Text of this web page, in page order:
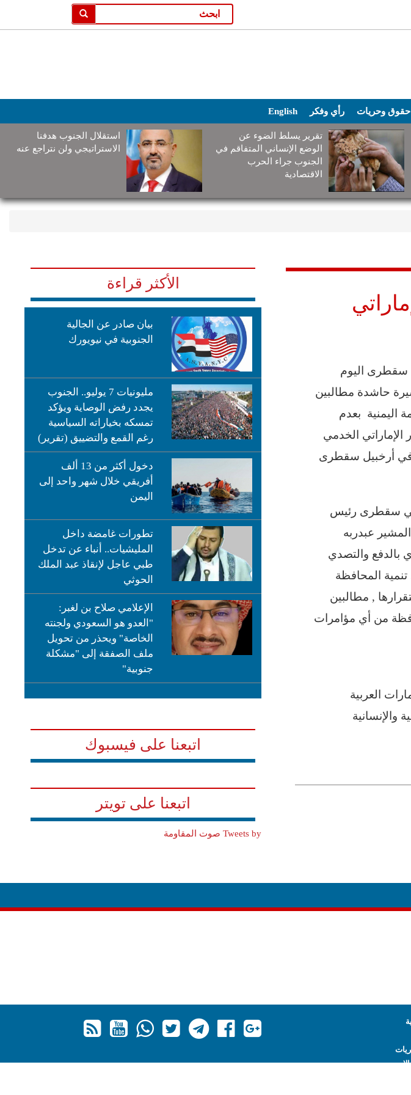
حقوق وحريات رأي وفكر English
تقرير يسلط الضوء عن
الوضع الإنساني المتفاقم في
الجنوب جراء الحرب
الاقتصادية
استقلال الجنوب هدفنا
الاستراتيجي ولن نتراجع عنه
سقطرى اليوم
حاشدة مطالبين
اليمنية بعدم
الإماراتي الخدمي
في أرخبيل سقطرى
سقطرى رئيس
عبدربه
بالدفع والتصدي
المحافظة
, مطالبين
من أي مؤامرات
العربية
والإنسانية
الأكثر قراءة
بيان صادر عن الجالية
الجنوبية في نيويورك
مليونيات 7 يوليو.. الجنوب
يجدد رفض الوصاية ويؤكد
تمسكه بخياراته السياسية
رغم القمع والتضييق (تقرير)
دخول أكثر من 13 ألف
أفريقي خلال شهر واحد إلى
اليمن
تطورات غامضة داخل
المليشيات.. أنباء عن تدخل
طبي عاجل لإنقاذ عبد الملك
الحوثي
الإعلامي صلاح بن لغبر:
"العدو هو السعودي ولجنته
الخاصة" ويحذر من تحويل
ملف الصفقة إلى "مشكلة
جنوبية"
اتبعنا على فيسبوك
اتبعنا على تويتر
Tweets by صوت المقاومة